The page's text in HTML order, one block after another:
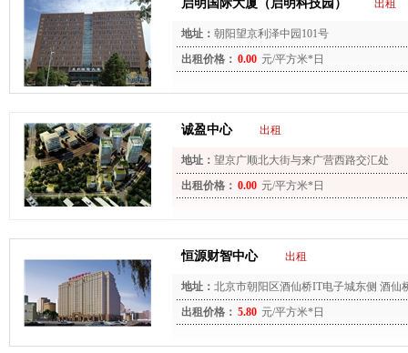
启明国际大厦（启明科技园） 出租
地址： 朝阳望京利泽中园101号
出租价格： 0.00 元/平方米*日
诚盈中心 出租
地址： 望京广顺北大街与来广营西路交汇处
出租价格： 0.00 元/平方米*日
恒源财智中心 出租
地址： 北京市朝阳区酒仙桥IT电子城东侧 酒仙
出租价格： 5.80 元/平方米*日